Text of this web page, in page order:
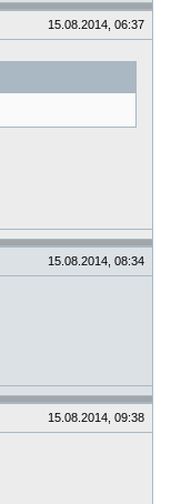
15.08.2014, 06:37
15.08.2014, 08:34
15.08.2014, 09:38